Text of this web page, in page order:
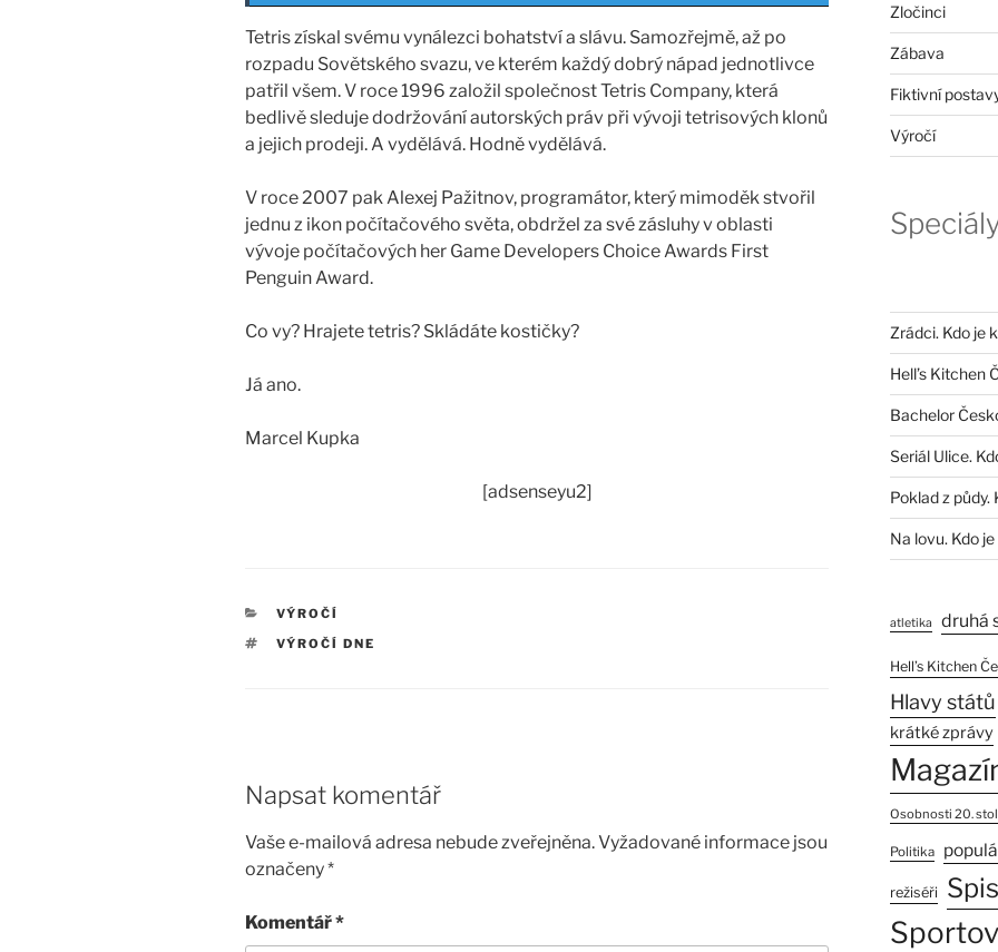
Tetris získal svému vynálezci bohatství a slávu. Samozřejmě, až po
rozpadu Sovětského svazu, ve kterém každý dobrý nápad jednotlivce
patřil všem. V roce 1996 založil společnost Tetris Company, která
bedlivě sleduje dodržování autorských práv při vývoji tetrisových klonů
a jejich prodeji. A vydělává. Hodně vydělává.
V roce 2007 pak Alexej Pažitnov, programátor, který mimoděk stvořil
jednu z ikon počítačového světa, obdržel za své zásluhy v oblasti
vývoje počítačových her Game Developers Choice Awards First
Penguin Award.
Co vy? Hrajete tetris? Skládáte kostičky?
Já ano.
Marcel Kupka
[adsenseyu2]
RUBRIKY
VÝROČÍ
ŠTÍTKY
VÝROČÍ DNE
Napsat komentář
Vaše e-mailová adresa nebude zveřejněna.Vyžadované informace jsou
označeny*
Komentář*
Zločinci
Zábava
Fiktivní
Výročí
Zrádci. Kdo je
Hell’s Kitchen
Bachelor
Seriál Ulice.
Poklad z půdy.
Na lovu. Kdo
atletika druhá
Hell’s Kitchen
Hlavy států
krátké zprávy
Osobnosti 20.
Politika
režiséři